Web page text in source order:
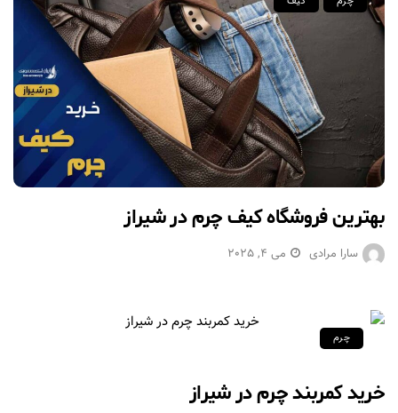
بهترین فروشگاه کیف چرم در شیراز
سارا مرادی می 4, 2025
چرم
خرید کمربند چرم در شیراز